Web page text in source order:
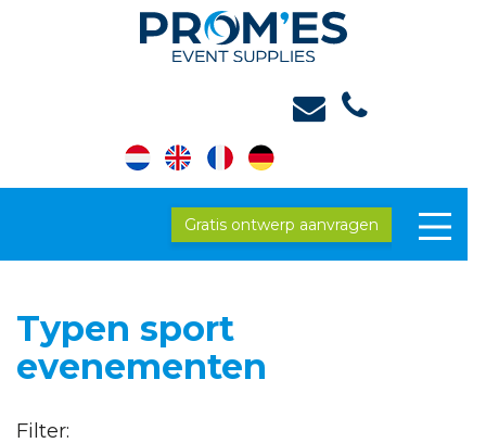
Gratis ontwerp aanvragen
Typen sport
evenementen
Filter: